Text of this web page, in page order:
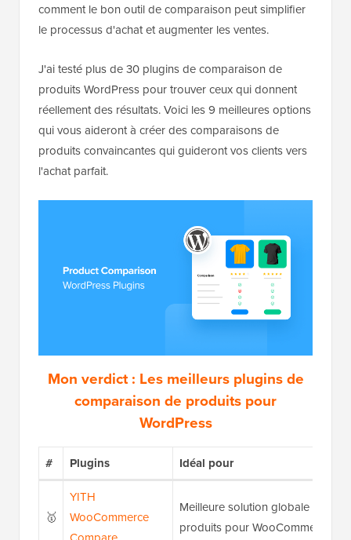
comment le bon outil de comparaison peut simplifier
le processus d'achat et augmenter les ventes.
J'ai testé plus de 30 plugins de comparaison de
produits WordPress pour trouver ceux qui donnent
réellement des résultats. Voici les 9 meilleures options
qui vous aideront à créer des comparaisons de
produits convaincantes qui guideront vos clients vers
l'achat parfait.
Mon verdict : Les meilleurs plugins de
comparaison de produits pour
WordPress
# Plugins Idéal pour
🥇
YITH
WooCommerce
Meilleure solution globale de
produits pour WooCommerce